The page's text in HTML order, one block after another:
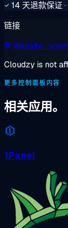
14 天退款保证
链接
Website·
Cloudzy is not
更多控制面板内容
相关应用。
1Panel